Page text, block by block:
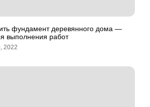
фундамент деревянного дома —
выполнения работ
2022